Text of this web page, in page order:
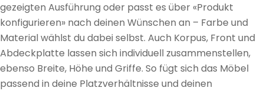
gezeigten Ausführung oder passt es über «Produkt
konfigurieren» nach deinen Wünschen an – Farbe und
Material wählst du dabei selbst. Auch Korpus, Front und
Abdeckplatte lassen sich individuell zusammenstellen,
ebenso Breite, Höhe und Griffe. So fügt sich das Möbel
passend in deine Platzverhältnisse und deinen